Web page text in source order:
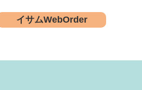
イサムWebOrder